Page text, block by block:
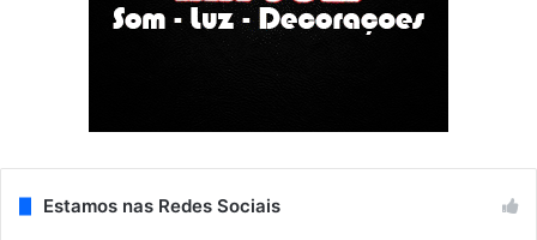
Estamos nas Redes Sociais